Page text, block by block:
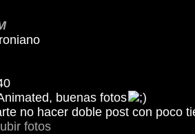
buenas fotos
no hacer doble post con poco
fotos